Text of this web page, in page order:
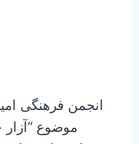
انجمن فرهنگی
موضوع